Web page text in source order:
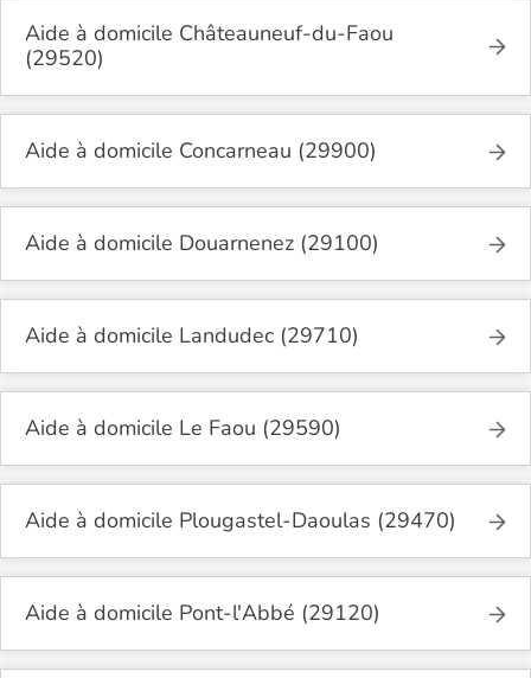
Aide à domicile Châteauneuf-du-Faou
(29520)
Aide à domicile Concarneau (29900)
Aide à domicile Douarnenez (29100)
Aide à domicile Landudec (29710)
Aide à domicile Le Faou (29590)
Aide à domicile Plougastel-Daoulas (29470)
Aide à domicile Pont-l'Abbé (29120)